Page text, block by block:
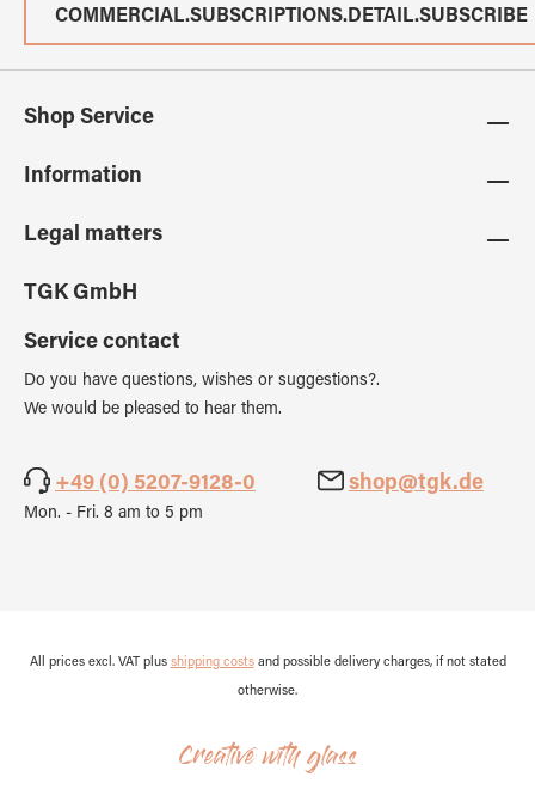
COMMERCIAL.SUBSCRIPTIONS.DETAIL.SUBSCRIBE
Shop Service
Information
Legal matters
TGK GmbH
Service contact
Do you have questions, wishes or suggestions?.
We would be pleased to hear them.
+49 (0) 5207-9128-0 shop@tgk.de
Mon. - Fri. 8 am to 5 pm
All prices excl. VAT plus shipping costsand possible delivery charges, if not stated
otherwise.
Creative with glass